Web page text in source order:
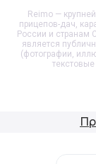
Reimo —
прицепов-дач,
России и странам
является
(фотографии,